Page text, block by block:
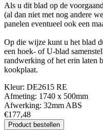
Als u dit blad op de
(al dan niet met nog andere
panelen eventueel ook een
Op die wijze kunt u het blad
een hoek- of U-blad
randwerking of het erin laten
kookplaat.
Kleur: DE2615 RE
Afmeting: 1740 x 500mm
Afwerking: 32mm ABS
€177,48
Product bestellen